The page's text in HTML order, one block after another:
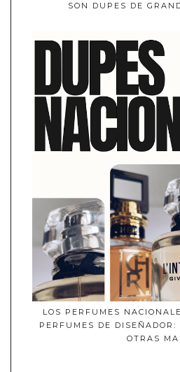
SON DUPES DE
LOS PERFUMES
PERFUMES DE
OTRAS